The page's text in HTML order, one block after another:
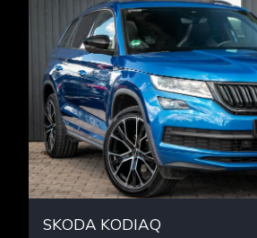
SKODA KODIAQ